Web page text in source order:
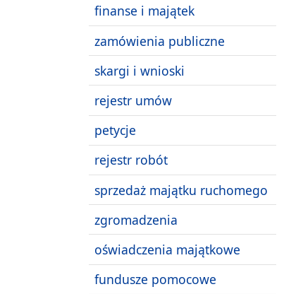
finanse i majątek
zamówienia publiczne
skargi i wnioski
rejestr umów
petycje
rejestr robót
sprzedaż majątku ruchomego
zgromadzenia
oświadczenia majątkowe
fundusze pomocowe